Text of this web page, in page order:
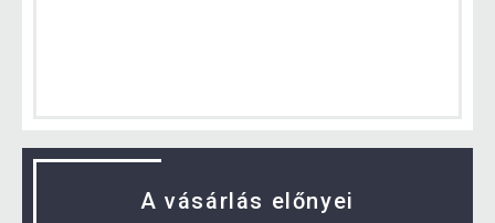
A vásárlás előnyei